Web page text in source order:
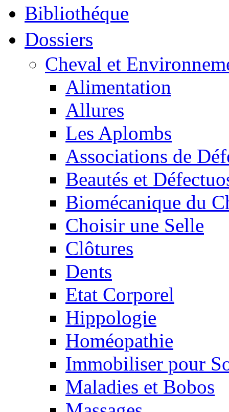
Bibliothéque
Dossiers
Cheval et
Alimentation
Allures
Les Aplombs
Associations de
Beautés et
Biomécanique du
Choisir une Selle
Clôtures
Dents
Etat Corporel
Hippologie
Homéopathie
Immobiliser pour
Maladies et Bobos